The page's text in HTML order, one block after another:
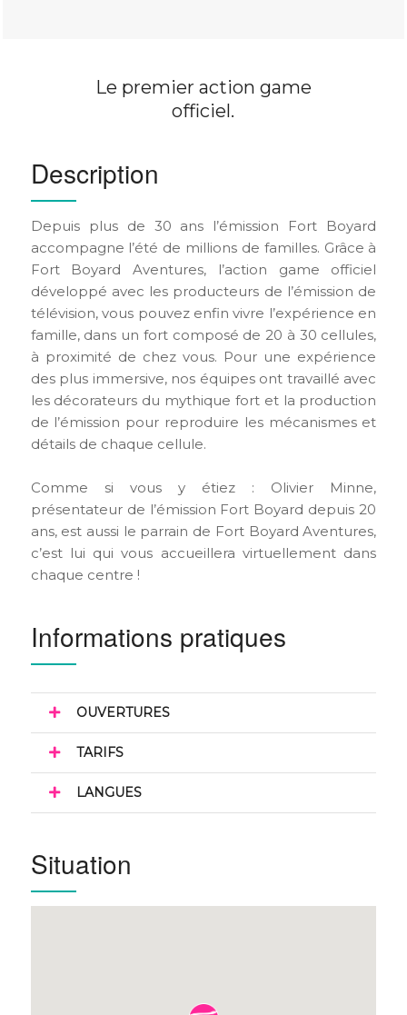
Le premier action game
officiel.
Description
Depuis plus de 30 ans l’émission Fort Boyard
accompagne l’été de millions de familles. Grâce à
Fort Boyard Aventures, l’action game officiel
développé avec les producteurs de l’émission de
télévision, vous pouvez enfin vivre l’expérience en
famille, dans un fort composé de 20 à 30 cellules,
à proximité de chez vous. Pour une expérience
des plus immersive, nos équipes ont travaillé avec
les décorateurs du mythique fort et la production
de l’émission pour reproduire les mécanismes et
détails de chaque cellule.
Comme si vous y étiez : Olivier Minne,
présentateur de l’émission Fort Boyard depuis 20
ans, est aussi le parrain de Fort Boyard Aventures,
c’est lui qui vous accueillera virtuellement dans
chaque centre !
Informations pratiques
OUVERTURES
TARIFS
LANGUES
Situation